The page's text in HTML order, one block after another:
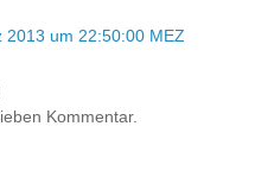
2013 um 22:50:00 MEZ
Kommentar.